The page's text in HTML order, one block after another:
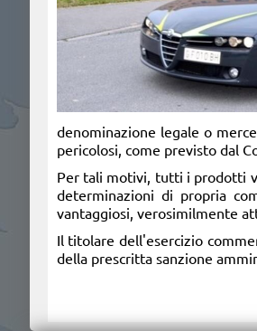
denominazione legale o
pericolosi, come previsto dal
Per tali motivi, tutti i prodotti
determinazioni di propria
vantaggiosi, verosimilmente
Il titolare dell'esercizio
della prescritta sanzione